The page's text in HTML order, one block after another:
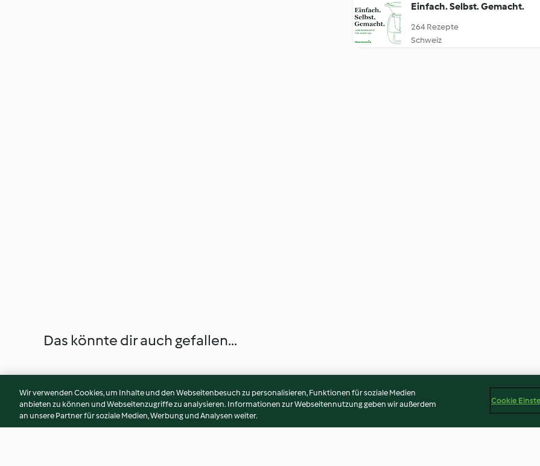
Einfach. Selbst. Gemacht.
264 Rezepte
Schweiz
Das könnte dir auch gefallen...
Wir verwenden Cookies, um Inhalte und den Webseitenbesuch zu personalisieren, Funktionen für soziale Medien
anbieten zu können und Webseitenzugriffe zu analysieren. Informationen zur Webseitennutzung geben wir außerdem
an unsere Partner für soziale Medien, Werbung und Analysen weiter.
Cookie